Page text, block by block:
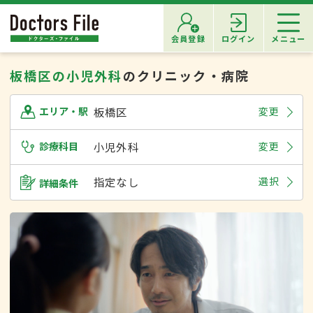
会員登録 ログイン メニュー
板橋区の小児外科のクリニック・病院
エリア・駅 板橋区 変更
診療科目 小児外科 変更
詳細条件 指定なし 選択